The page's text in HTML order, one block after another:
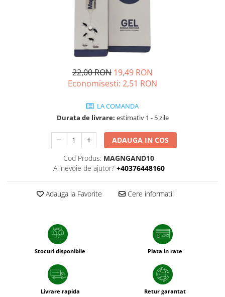
Morcov
Pastarnac
22,00 RON 19,49 RON
Economisesti: 2,51 RON
LA COMANDA
Durata de livrare: estimativ 1 - 5 zile
ADAUGA IN COS
Cod Produs: MAGNGAND10
Ai nevoie de ajutor? +40376448160
Adauga la Favorite Cere informatii
Stocuri disponibile Plata in rate
Livrare rapida Retur garantat